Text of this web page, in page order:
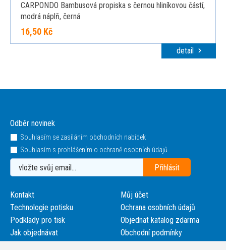
CARPONDO Bambusová propiska s černou hliníkovou částí,
modrá náplň, černá
16,50 Kč
detail
Odběr novinek
Souhlasím se zasíláním obchodních nabídek
Souhlasím s prohlášením o ochraně osobních údajů
Kontakt
Technologie potisku
Podklady pro tisk
Jak objednávat
Můj účet
Ochrana osobních údajů
Objednat katalog zdarma
Obchodní podmínky